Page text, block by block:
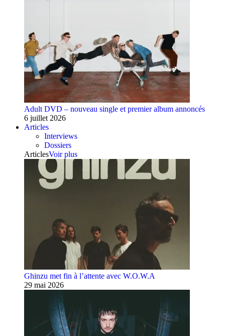
Adult DVD – nouveau single et premier album annoncés
6 juillet 2026
Articles
Interviews
Dossiers
ArticlesVoir plus
Ghinzu met fin à l’attente avec W.O.W.A
29 mai 2026